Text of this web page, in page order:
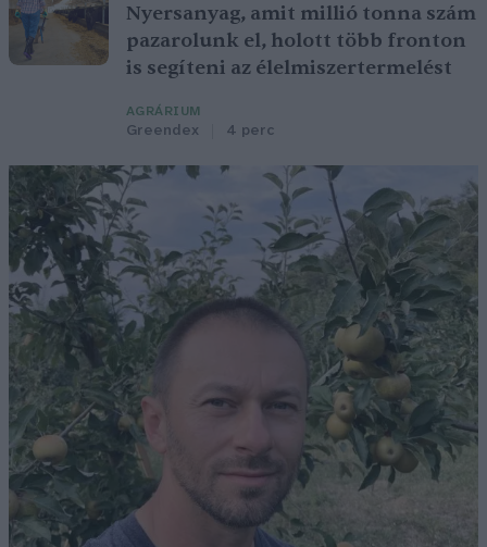
Nyersanyag, amit millió tonna szám
pazarolunk el, holott több fronton
is segíteni az élelmiszertermelést
AGRÁRIUM
Greendex 4 perc